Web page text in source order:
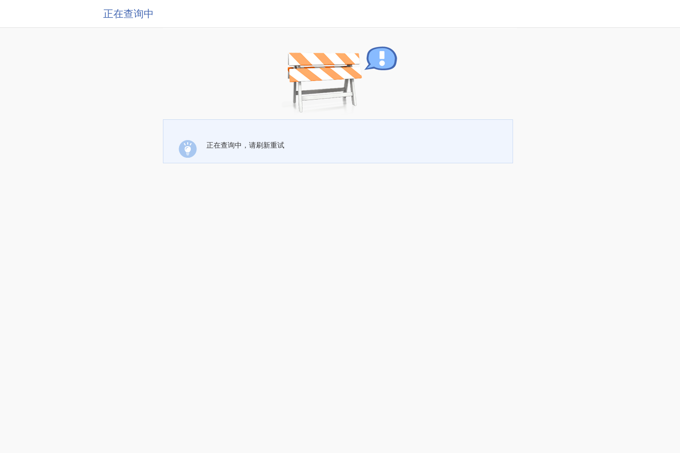
正在查询中
正在查询中，请刷新重试